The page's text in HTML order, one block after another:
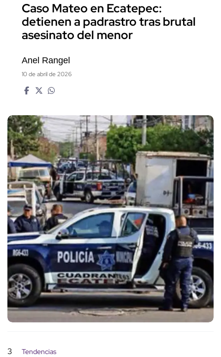
Caso Mateo en Ecatepec:
detienen a padrastro tras brutal
asesinato del menor
Anel Rangel
10 de abril de 2026
3 Tendencias